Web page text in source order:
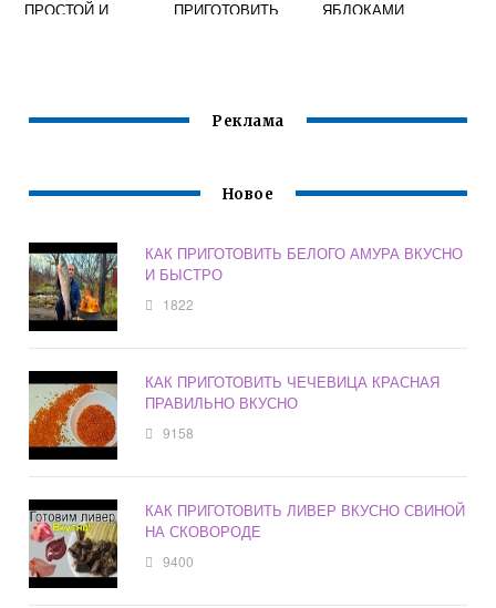
ПРОСТОЙ И
ПРИГОТОВИТЬ
ЯБЛОКАМИ
Реклама
Новое
КАК ПРИГОТОВИТЬ БЕЛОГО АМУРА ВКУСНО
И БЫСТРО
1822
КАК ПРИГОТОВИТЬ ЧЕЧЕВИЦА КРАСНАЯ
ПРАВИЛЬНО ВКУСНО
9158
КАК ПРИГОТОВИТЬ ЛИВЕР ВКУСНО СВИНОЙ
НА СКОВОРОДЕ
9400